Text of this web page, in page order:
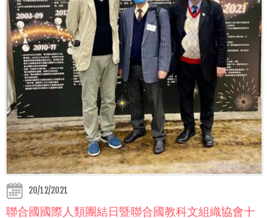
20/12/2021
聯合國國際人類團結日暨聯合國教科文組織協會十